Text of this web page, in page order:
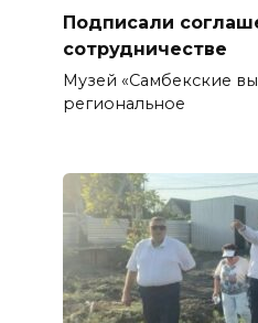
Подписали
сотрудничестве
Музей «Самбекские
региональное